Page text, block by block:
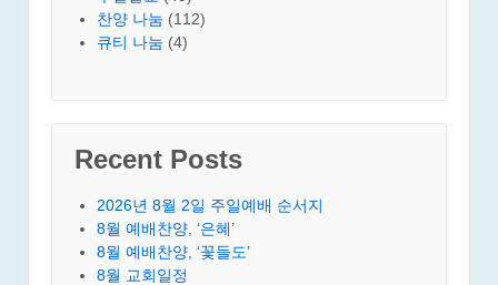
찬양 나눔 (112)
큐티 나눔 (4)
Recent Posts
2026년 8월 2일 주일예배 순서지
8월 예배찬양, ‘은혜’
8월 예배찬양, ‘꽃들도’
8월 교회일정